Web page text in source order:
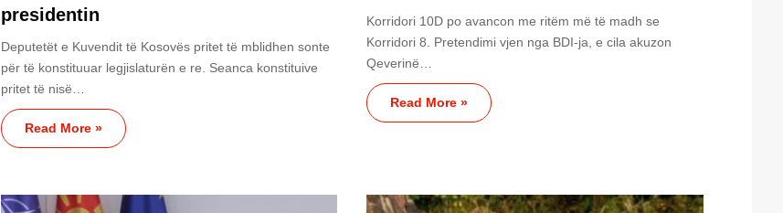
presidentin
Deputetët e Kuvendit të Kosovës pritet të mblidhen sonte
për të konstituuar legjislaturën e re. Seanca konstituive
pritet të nisë…
Read More »
Korridori 10D po avancon me ritëm më të madh se
Korridori 8. Pretendimi vjen nga BDI-ja, e cila akuzon
Qeverinë…
Read More »